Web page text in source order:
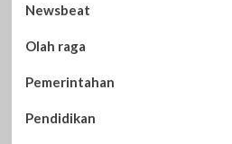
Newsbeat
Olah raga
Pemerintahan
Pendidikan